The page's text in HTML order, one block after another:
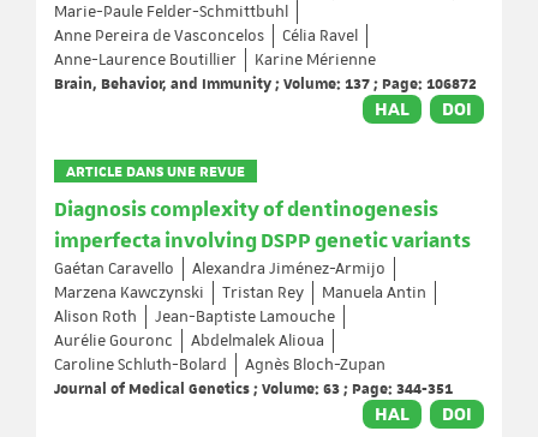
Marie-Paule Felder-Schmittbuhl
Anne Pereira de Vasconcelos
Célia Ravel
Anne-Laurence Boutillier
Karine Mérienne
Brain, Behavior, and Immunity ; Volume: 137 ; Page: 106872
HAL DOI
ARTICLE DANS UNE REVUE
Diagnosis complexity of dentinogenesis
imperfecta involving DSPP genetic variants
Gaétan Caravello
Alexandra Jiménez-Armijo
Marzena Kawczynski
Tristan Rey
Manuela Antin
Alison Roth
Jean-Baptiste Lamouche
Aurélie Gouronc
Abdelmalek Alioua
Caroline Schluth-Bolard
Agnès Bloch-Zupan
Journal of Medical Genetics ; Volume: 63 ; Page: 344-351
HAL DOI